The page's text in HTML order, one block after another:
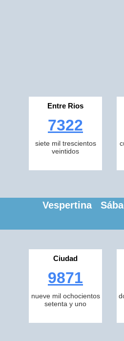
Entre Rios
7322
siete mil trescientos
veintidos
Vespertina
Ciudad
9871
nueve mil ochocientos
setenta y uno